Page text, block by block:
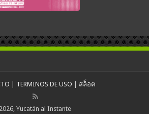
TERMINOS DE USO สล็อต
2026, Yucatán al Instante